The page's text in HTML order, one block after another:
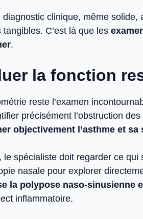
diagnostic clinique, même solide,
tangibles. C’est là que les
.
la fonction
reste l’examen
précisément l’obstruction
objectivement l’asthme et sa
le spécialiste doit regarder ce qui
nasale pour explorer
la polypose naso-sinusienne
inflammatoire.